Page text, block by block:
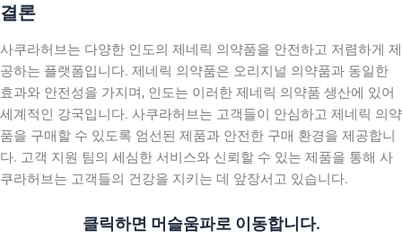
결론
사쿠라허브는 다양한 인도의 제네릭 의약품을 안전하고 저렴하게 제
공하는 플랫폼입니다. 제네릭 의약품은 오리지널 의약품과 동일한
효과와 안전성을 가지며, 인도는 이러한 제네릭 의약품 생산에 있어
세계적인 강국입니다. 사쿠라허브는 고객들이 안심하고 제네릭 의약
품을 구매할 수 있도록 엄선된 제품과 안전한 구매 환경을 제공합니
다. 고객 지원 팀의 세심한 서비스와 신뢰할 수 있는 제품을 통해 사
쿠라허브는 고객들의 건강을 지키는 데 앞장서고 있습니다.
클릭하면 머슬움파로 이동합니다.